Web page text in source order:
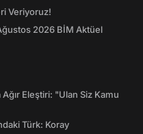
Veriyoruz!
2026 BİM Aktüel
Eleştiri: "Ulan Siz Kamu
Türk: Koray